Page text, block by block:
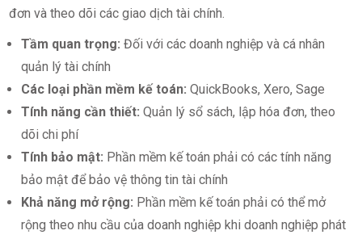
đơn và theo dõi các giao dịch tài chính.
Tầm quan trọng: Đối với các doanh nghiệp và cá nhân
quản lý tài chính
Các loại phần mềm kế toán: QuickBooks, Xero, Sage
Tính năng cần thiết: Quản lý sổ sách, lập hóa đơn, theo
dõi chi phí
Tính bảo mật: Phần mềm kế toán phải có các tính năng
bảo mật để bảo vệ thông tin tài chính
Khả năng mở rộng: Phần mềm kế toán phải có thể mở
rộng theo nhu cầu của doanh nghiệp khi doanh nghiệp phát